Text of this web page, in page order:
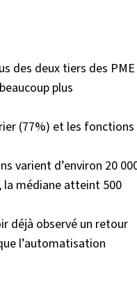
des deux tiers des PME
plus
(77%) et les fonctions
varient d’environ 20
la médiane atteint 500
déjà observé un retour
l’automatisation